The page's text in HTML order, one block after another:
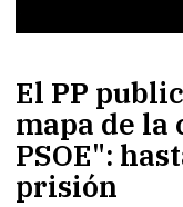
El PP
mapa de
PSOE":
prisión